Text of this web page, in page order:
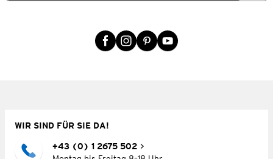
WIR SIND FÜR SIE DA!
+43 (0) 1 2675 502